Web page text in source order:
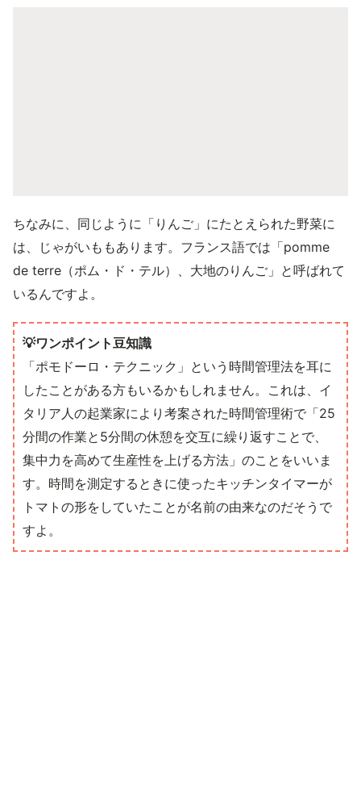
ちなみに、同じように「りんご」にたとえられた野菜に
は、じゃがいももあります。フランス語では「pomme
de terre（ポム・ド・テル）、大地のりんご」と呼ばれて
いるんですよ。
💡ワンポイント豆知識
「ポモドーロ・テクニック」という時間管理法を耳に
したことがある方もいるかもしれません。これは、イ
タリア人の起業家により考案された時間管理術で「25
分間の作業と5分間の休憩を交互に繰り返すことで、
集中力を高めて生産性を上げる方法」のことをいいま
す。時間を測定するときに使ったキッチンタイマーが
トマトの形をしていたことが名前の由来なのだそうで
すよ。